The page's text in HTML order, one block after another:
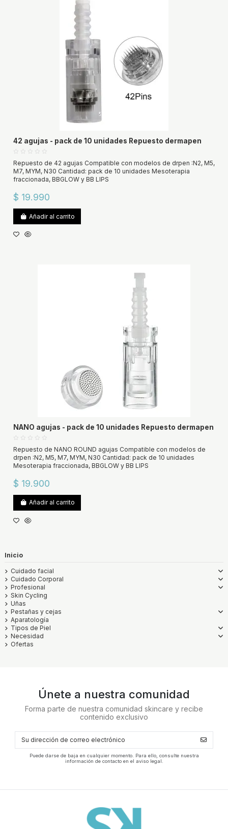
42 agujas - pack de 10 unidades Repuesto dermapen
Repuesto de 42 agujas Compatible con modelos de drpen :N2, M5,
M7, MYM, N30 Cantidad: pack de 10 unidades Mesoterapia
fraccionada, BBGLOW y BB LIPS
$ 19.990
Añadir al carrito
NANO agujas - pack de 10 unidades Repuesto dermapen
Repuesto de NANO ROUND agujas Compatible con modelos de
drpen :N2, M5, M7, MYM, N30 Cantidad: pack de 10 unidades
Mesoterapia fraccionada, BBGLOW y BB LIPS
$ 19.900
Añadir al carrito
Inicio
Cuidado facial
Cuidado Corporal
Profesional
Skin Cycling
Uñas
Pestañas y cejas
Aparatología
Tipos de Piel
Necesidad
Ofertas
Únete a nuestra comunidad
Forma parte de nuestra comunidad skincare y recibe
contenido exclusivo
Puede darse de baja en cualquier momento. Para ello, consulte nuestra
información de contacto en el aviso legal.